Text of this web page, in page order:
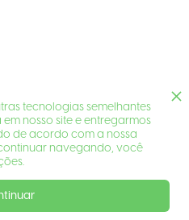
tecnologias semelhantes
nosso site e entregarmos
de acordo com a nossa
navegando, você